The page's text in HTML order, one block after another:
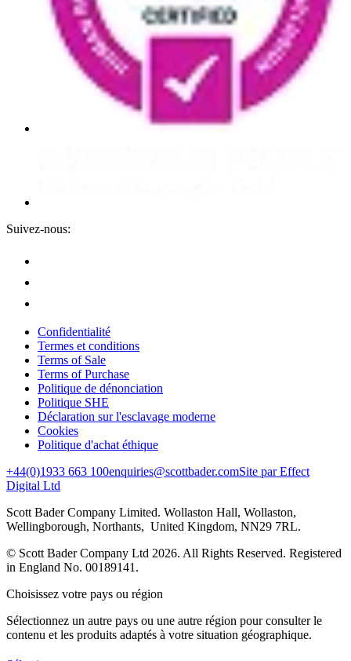
Suivez-nous:
Confidentialité
Termes et conditions
Terms of Sale
Terms of Purchase
Politique de dénonciation
Politique SHE
Déclaration sur l'esclavage moderne
Cookies
Politique d'achat éthique
+44(0)1933 663 100enquiries@scottbader.comSite par Effect
Digital Ltd
Scott Bader Company Limited. Wollaston Hall, Wollaston,
Wellingborough, Northants, United Kingdom, NN29 7RL.
© Scott Bader Company Ltd 2026. All Rights Reserved. Registered
in England No. 00189141.
Choisissez votre pays ou région
Sélectionnez un autre pays ou une autre région pour consulter le
contenu et les produits adaptés à votre situation géographique.